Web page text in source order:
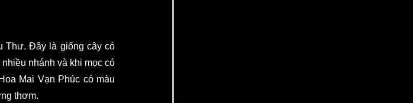
Thư. Đây là giống cây có
nhánh và khi mọc có
Mai Vạn Phúc có màu
thơm.